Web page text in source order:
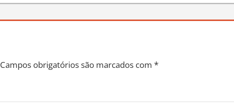
Campos obrigatórios são marcados com *